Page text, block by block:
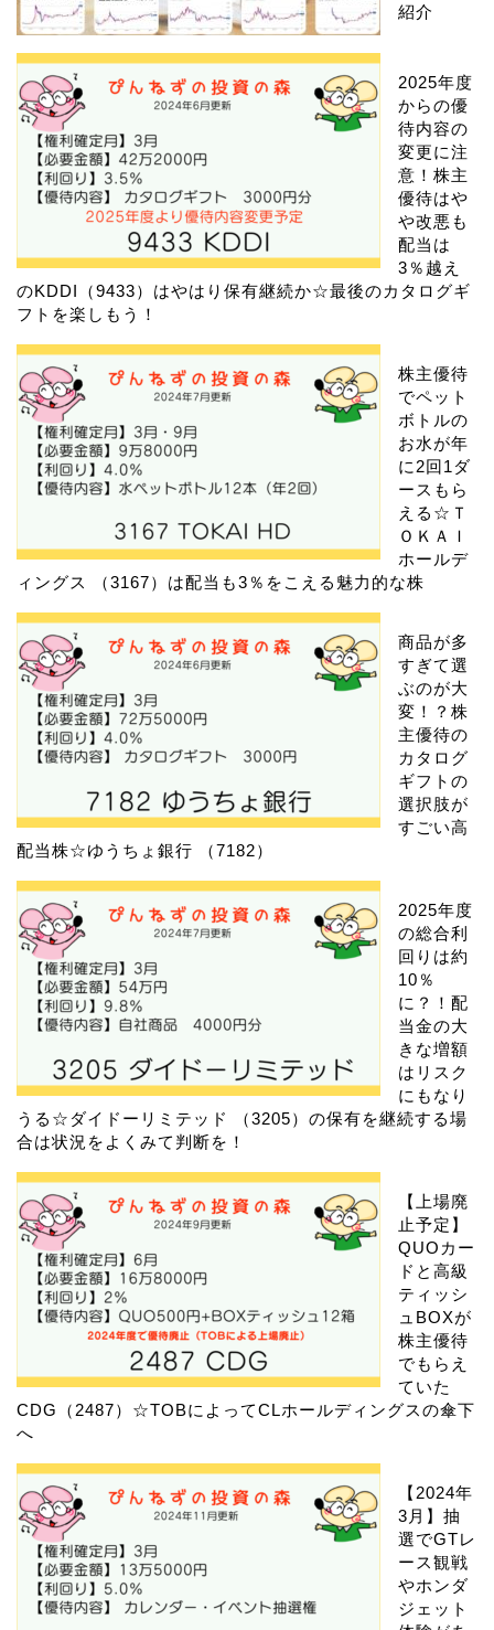
紹介
2025年度
からの優
待内容の
変更に注
意！株主
優待はや
や改悪も
配当は
3％越え
のKDDI（9433）はやはり保有継続か☆最後のカタログギ
フトを楽しもう！
株主優待
でペット
ボトルの
お水が年
に2回1ダ
ースもら
える☆Ｔ
ＯＫＡＩ
ホールデ
ィングス （3167）は配当も3％をこえる魅力的な株
商品が多
すぎて選
ぶのが大
変！？株
主優待の
カタログ
ギフトの
選択肢が
すごい高
配当株☆ゆうちょ銀行 （7182）
2025年度
の総合利
回りは約
10％
に？！配
当金の大
きな増額
はリスク
にもなり
うる☆ダイドーリミテッド （3205）の保有を継続する場
合は状況をよくみて判断を！
【上場廃
止予定】
QUOカー
ドと高級
ティッシ
ュBOXが
株主優待
でもらえ
ていた
CDG（2487）☆TOBによってCLホールディングスの傘下
へ
【2024年
3月】抽
選でGTレ
ース観戦
やホンダ
ジェット